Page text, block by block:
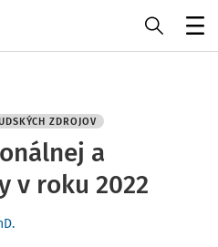
ZDROJOV
a
v roku 2022